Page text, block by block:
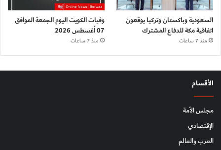
السعودية وباكستان وتركيا يوقعون
اتفاقية مكة للدفاع المشترك
منذ 7 ساعات
وفيات الكويت اليوم الجمعة الموافق
07 أغسطس 2026
منذ 7 ساعات
الأقسام
مجلس الأمة
الإقتصادي
العرب والعالم